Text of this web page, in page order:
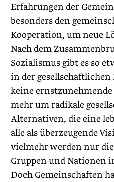
Erfahrungen der
besonders den
Kooperation, um neue
Nach dem
Sozialismus gibt es so
in der gesellschaftlichen
keine
mehr um radikale
Alternativen, die eine
alle als überzeugende
vielmehr werden nur
Gruppen und Nationen
Doch Gemeinschaften